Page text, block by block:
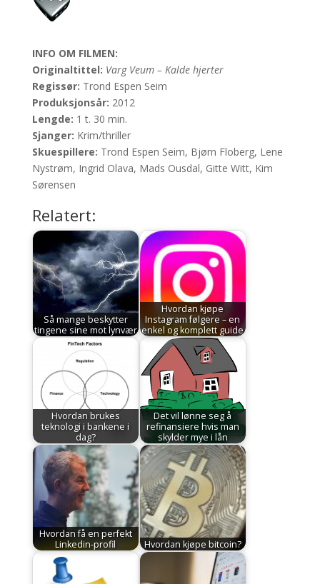
INFO OM FILMEN:
Originaltittel: Varg Veum – Kalde hjerter
Regissør: Trond Espen Seim
Produksjonsår: 2012
Lengde: 1 t. 30 min.
Sjanger: Krim/thriller
Skuespillere: Trond Espen Seim, Bjørn Floberg, Lene
Nystrøm, Ingrid Olava, Mads Ousdal, Gitte Witt, Kim
Sørensen
Relatert:
Så mange beskytter
tingene sine mot lynvær
Hvordan kjøpe
Instagram følgere – en
enkel og komplett guide
Hvordan brukes
teknologi i bankene i
dag?
Det vil lønne seg å
refinansiere hvis man
skylder mye i lån
Hvordan få en perfekt
Linkedin-profil
Hvordan kjøpe bitcoin?